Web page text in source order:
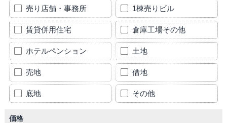
売り店舗・事務所 1棟売りビル
賃貸併用住宅 倉庫工場その他
ホテルペンション 土地
売地 借地
底地 その他
価格